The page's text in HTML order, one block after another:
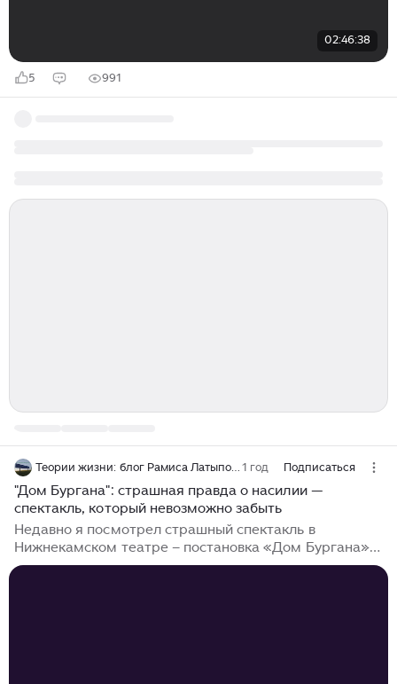
02:46:38
5 991
1 год Подписаться
"Дом Бургана": страшная правда о насилии —
спектакль, который невозможно забыть
Недавно я посмотрел страшный спектакль в
Нижнекамском театре – постановка «Дом Бургана».
Это не обычный спектакль. Он многослойный. На